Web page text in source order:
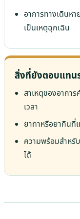
อาการทางเดินห
เป็นเหตุฉุกเฉิน
สิ่งที่ยังตอบแทน
สาเหตุของอากา
เวลา
ยาทาหรือยากินที่
ความพร้อมสำหรั
ได้